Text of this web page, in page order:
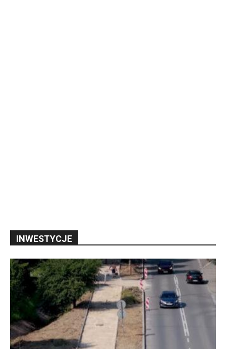
INWESTYCJE